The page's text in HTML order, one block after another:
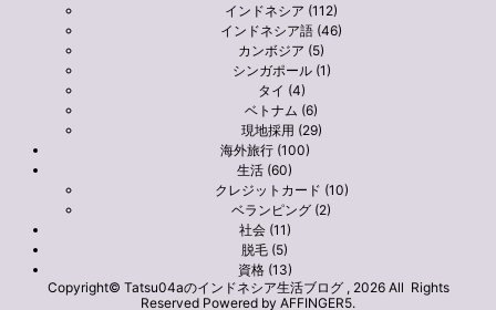
インドネシア (112)
インドネシア語 (46)
カンボジア (5)
シンガポール (1)
タイ (4)
ベトナム (6)
現地採用 (29)
海外旅行 (100)
生活 (60)
クレジットカード (10)
ベランピング (2)
社会 (11)
脱毛 (5)
資格 (13)
Copyright© Tatsu04aのインドネシア生活ブログ , 2026 All Rights
Reserved Powered by AFFINGER5.